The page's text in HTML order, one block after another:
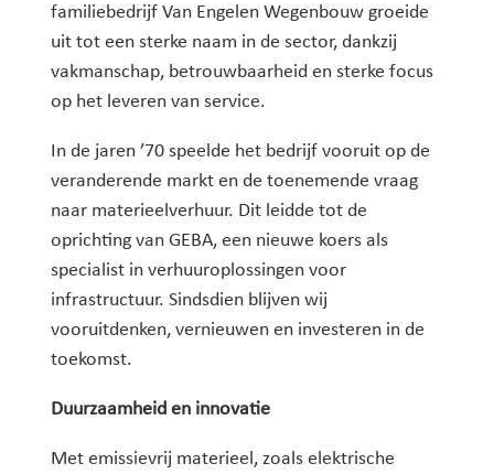
familiebedrijf Van Engelen Wegenbouw groeide
uit tot een sterke naam in de sector, dankzij
vakmanschap, betrouwbaarheid en sterke focus
op het leveren van service.
In de jaren ’70 speelde het bedrijf vooruit op de
veranderende markt en de toenemende vraag
naar materieelverhuur. Dit leidde tot de
oprichting van GEBA, een nieuwe koers als
specialist in verhuuroplossingen voor
infrastructuur. Sindsdien blijven wij
vooruitdenken, vernieuwen en investeren in de
toekomst.
Duurzaamheid en innovatie
Met emissievrij materieel, zoals elektrische